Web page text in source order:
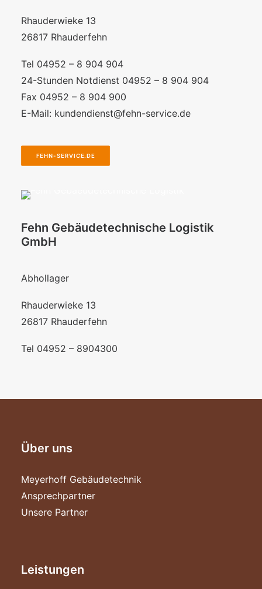
Rhauderwieke 13
26817 Rhauderfehn
Tel 04952 – 8 904 904
24-Stunden Notdienst 04952 – 8 904 904
Fax 04952 – 8 904 900
E-Mail: kundendienst@fehn-service.de
FEHN-SERVICE.DE
Fehn Gebäudetechnische Logistik
GmbH
Abhollager
Rhauderwieke 13
26817 Rhauderfehn
Tel 04952 – 8904300
Über uns
Meyerhoff Gebäudetechnik
Ansprechpartner
Unsere Partner
Leistungen